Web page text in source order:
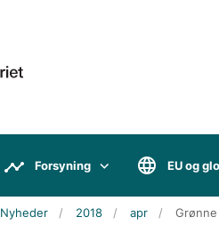
Forsyning EU og
Nyheder 2018 apr